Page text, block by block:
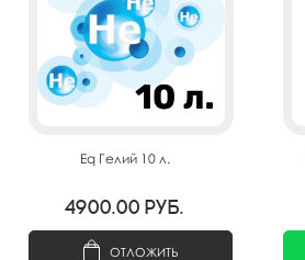
Eq Гелий 10 л.
4900.00 руб.
ОТЛОЖИТЬ